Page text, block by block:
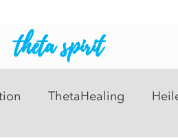
theta spirit
ThetaHealing